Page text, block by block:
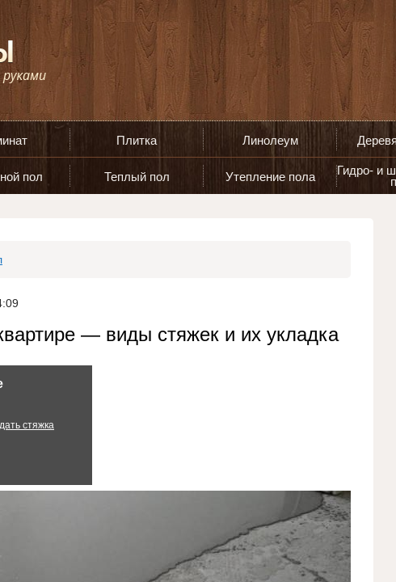
Плитка Линолеум
пол Теплый пол Утепление пола
Гидро- и
— виды стяжек и их укладка
стяжка